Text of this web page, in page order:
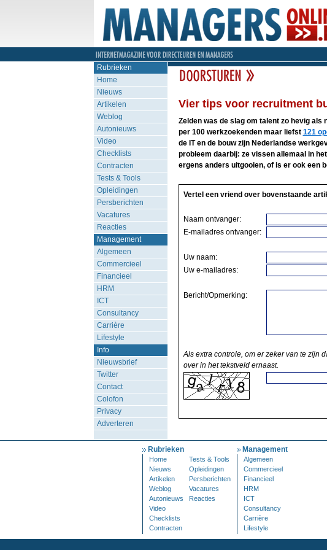
Rubrieken
Home
Nieuws
Artikelen
Weblog
Autonieuws
Video
Checklists
Contracten
Tests & Tools
Opleidingen
Persberichten
Vacatures
Reacties
Management
Algemeen
Commercieel
Financieel
HRM
ICT
Consultancy
Carrière
Lifestyle
Info
Nieuwsbrief
Twitter
Contact
Colofon
Privacy
Adverteren
Vier tips voor recruitment
Zelden was de slag om talent zo hevig als
per 100 werkzoekenden maar liefst 121
de IT en de bouw zijn Nederlandse
probleem daarbij: ze vissen allemaal in
ergens anders uitgooien, of is er ook een
Vertel een vriend over bovenstaande
Naam ontvanger:
E-mailadres ontvanger:
Uw naam:
Uw e-mailadres:
Bericht/Opmerking:
Als extra controle, om er zeker van te zijn
over in het tekstveld ernaast.
Rubrieken
Home
Tests & Tools
Nieuws
Opleidingen
Artikelen
Persberichten
Weblog
Vacatures
Autonieuws
Reacties
Video
Checklists
Contracten
Management
Algemeen
Commercieel
Financieel
HRM
ICT
Consultancy
Carrière
Lifestyle